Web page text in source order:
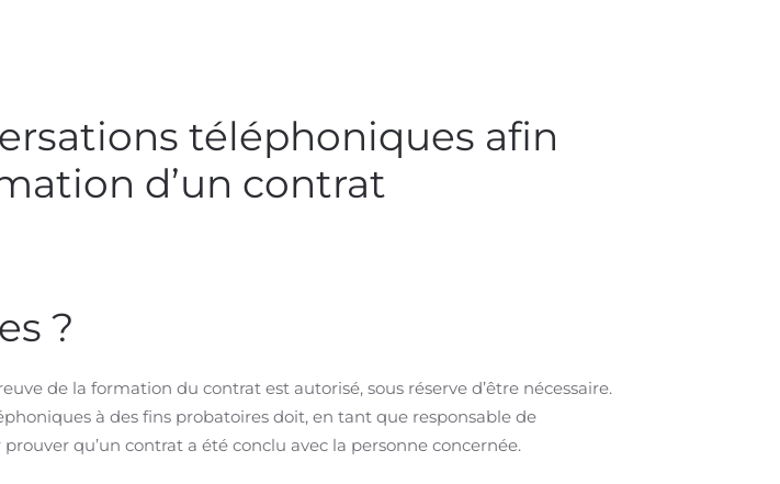
téléphoniques afin
d’un contrat
?
de la formation du contrat est autorisé, sous réserve d’être nécessaire.
à des fins probatoires doit, en tant que responsable de
qu’un contrat a été conclu avec la personne concernée.